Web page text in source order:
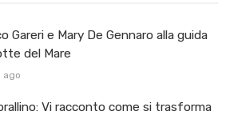
Gareri e Mary De Gennaro alla guida
del Mare
ago
Vi racconto come si trasforma